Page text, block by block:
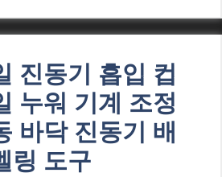
진동기 흡입 컵
누워 기계 조정
바닥 진동기 배
링 도구